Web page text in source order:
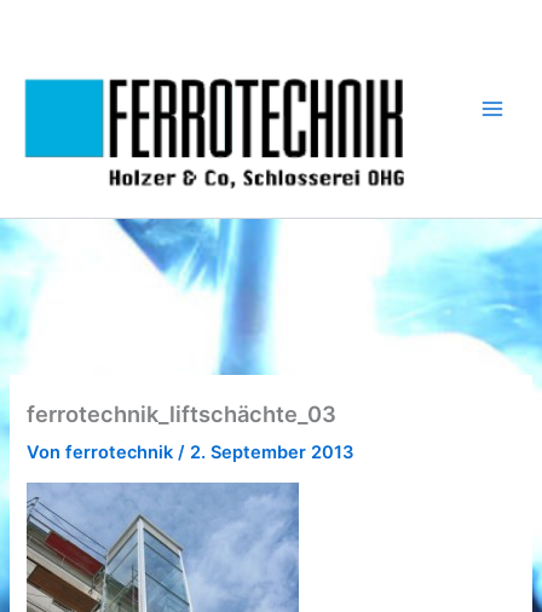
ferrotechnik_liftschächte_03
Vonferrotechnik / 2. September 2013